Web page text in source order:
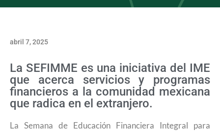
abril 7, 2025
La SEFIMME es una iniciativa del IME
que acerca servicios y programas
financieros a la comunidad mexicana
que radica en el extranjero.
La Semana de Educación Financiera Integral para